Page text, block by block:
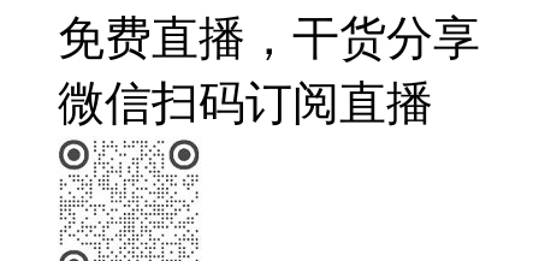
免费直播，干货分享
微信扫码订阅直播